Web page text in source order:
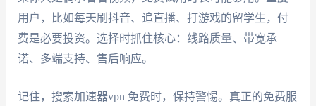
用户，比如每天刷抖音、追直播、打游戏的留学生，付
费是必要投资。选择时抓住核心：线路质量、带宽承
诺、多端支持、售后响应。
记住，搜索加速器vpn 免费时，保持警惕。真正的免费服